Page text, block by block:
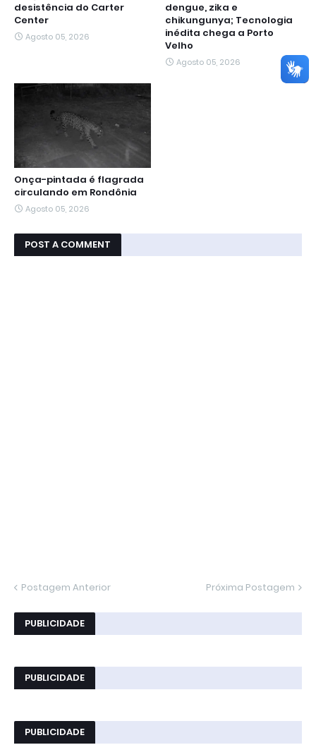
desistência do Carter
Center
Agosto 05, 2026
dengue, zika e
chikungunya; Tecnologia
inédita chega a Porto
Velho
Agosto 05, 2026
Onça-pintada é flagrada
circulando em Rondônia
Agosto 05, 2026
POST A COMMENT
Postagem Anterior Próxima Postagem
PUBLICIDADE
PUBLICIDADE
PUBLICIDADE